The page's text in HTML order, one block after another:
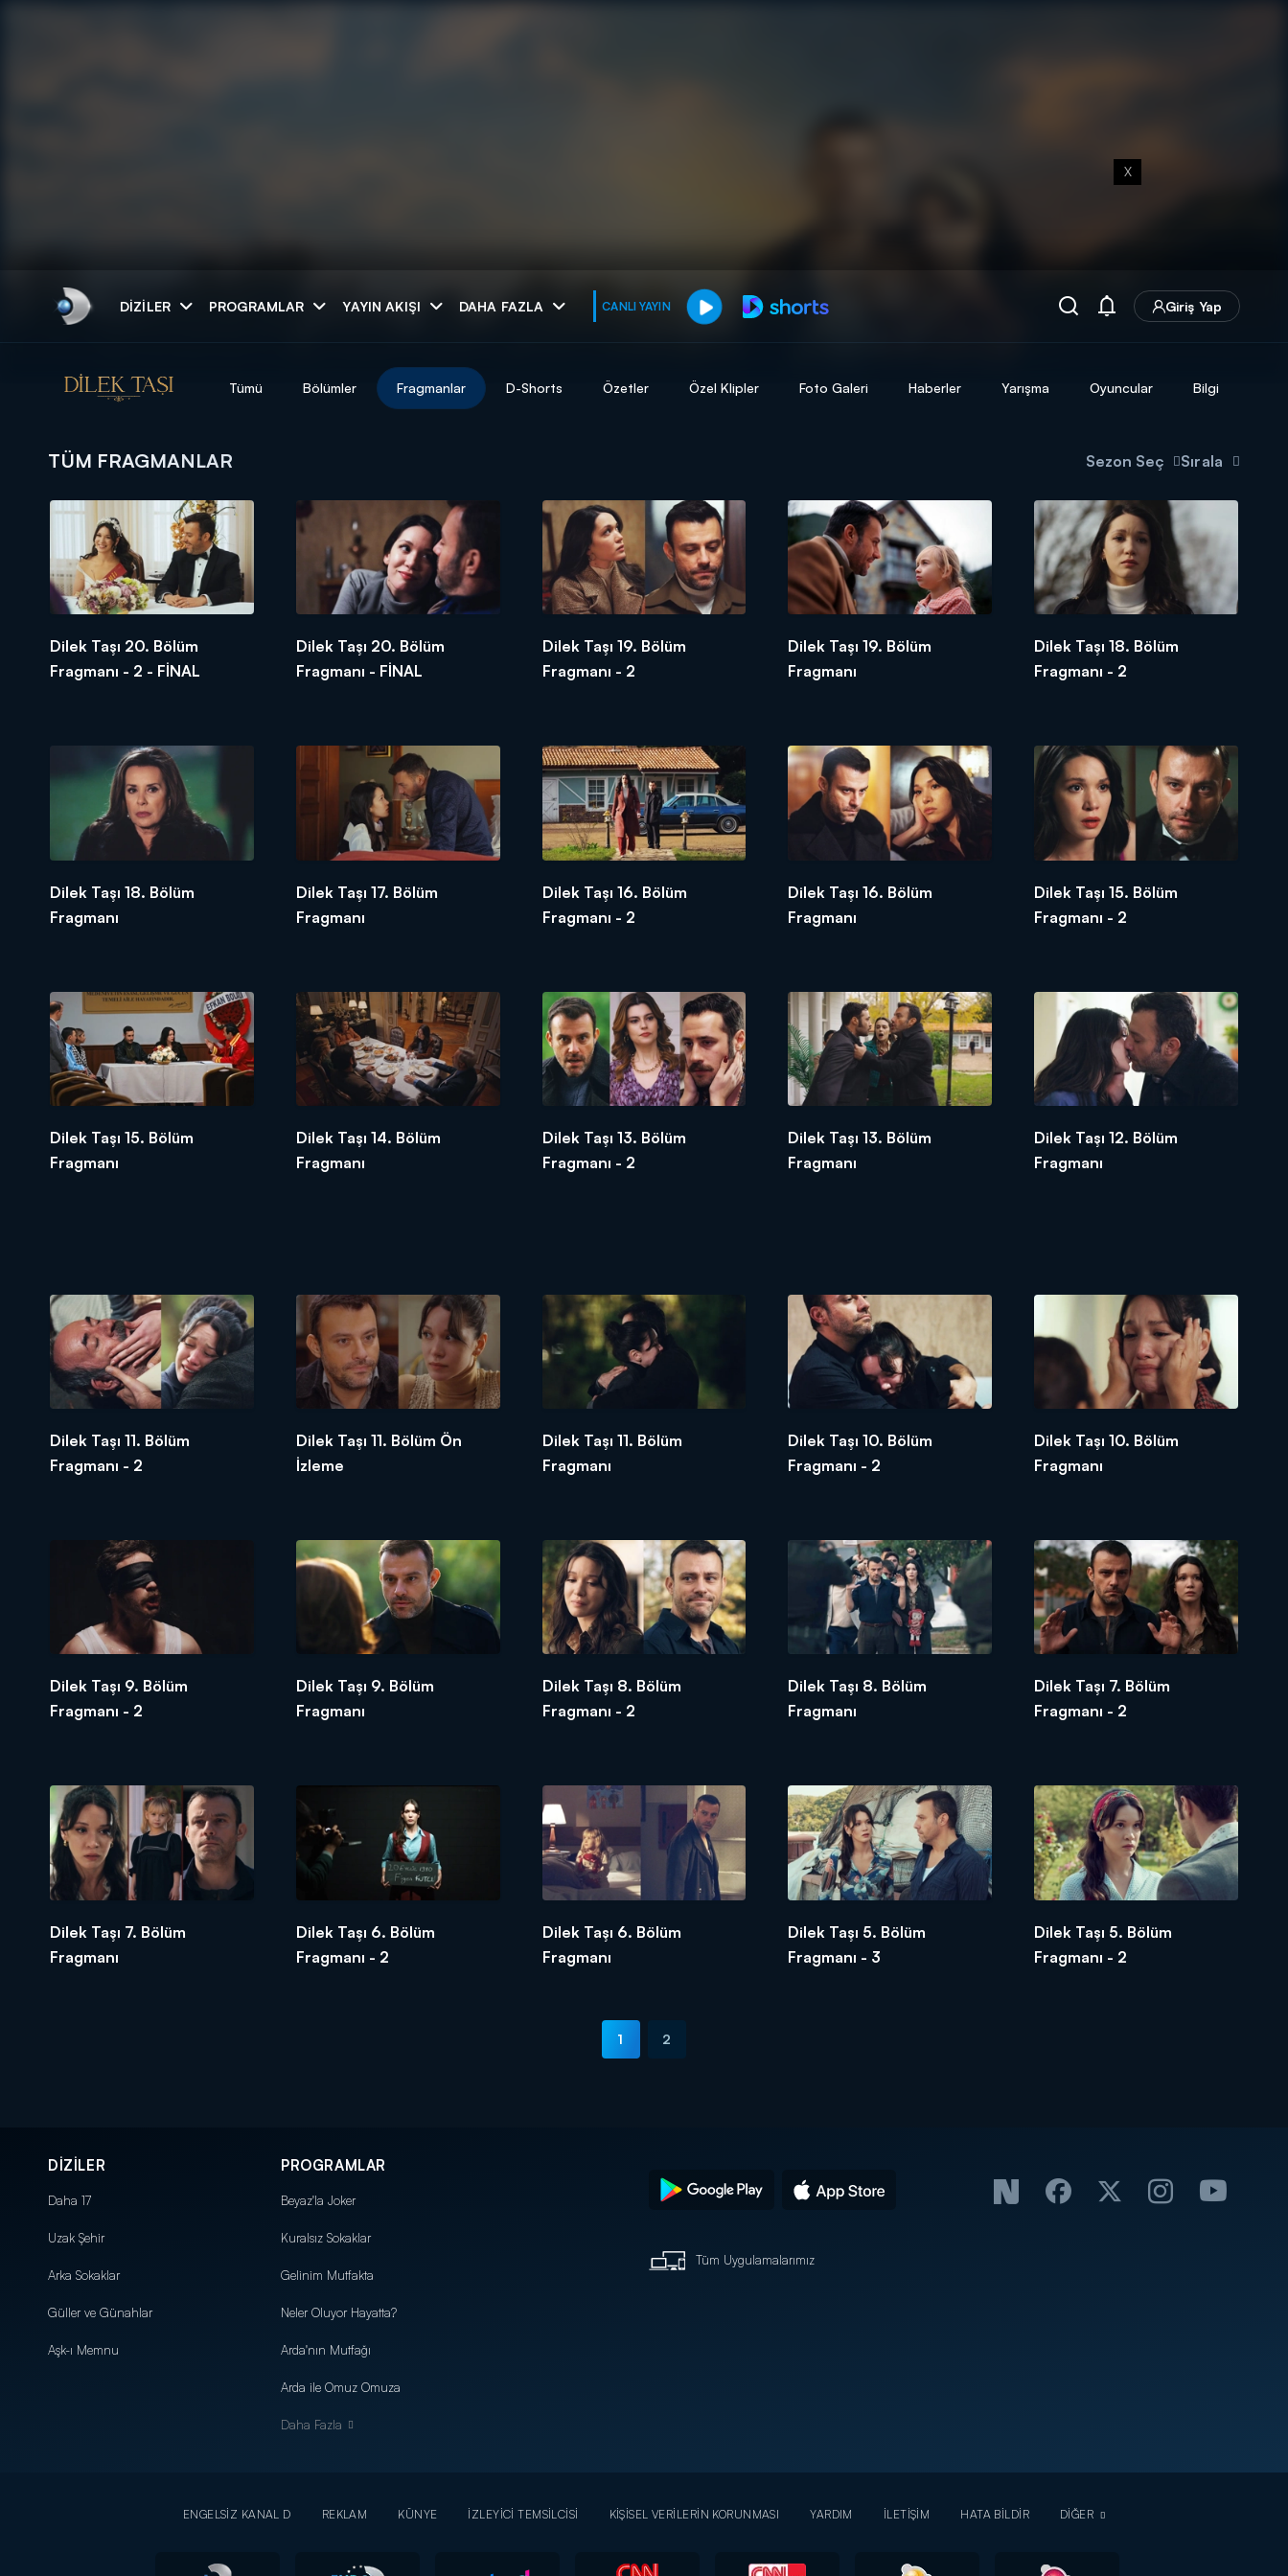
X
DIZILER PROGRAMLAR YAYIN AKIŞI DAHA FAZLA CANLI YAYIN Giriş Yap
muhteşem ikili
ARAMA SONUÇLARI
DİĞER SONUÇLAR
Tümü Bölümler Fragmanlar D-Shorts Özetler Özel Klipler Foto Galeri Haberler Yarışma Oyuncular Bilgi
TÜM FRAGMANLAR Sezon Seç Sırala
Dilek Taşı 20. Bölüm
Fragmanı - 2 - FİNAL
Dilek Taşı 20. Bölüm
Fragmanı - FİNAL
Dilek Taşı 19. Bölüm
Fragmanı - 2
Dilek Taşı 19. Bölüm
Fragmanı
Dilek Taşı 18. Bölüm
Fragmanı - 2
Dilek Taşı 18. Bölüm
Fragmanı
Dilek Taşı 17. Bölüm
Fragmanı
Dilek Taşı 16. Bölüm
Fragmanı - 2
Dilek Taşı 16. Bölüm
Fragmanı
Dilek Taşı 15. Bölüm
Fragmanı - 2
Dilek Taşı 15. Bölüm
Fragmanı
Dilek Taşı 14. Bölüm
Fragmanı
Dilek Taşı 13. Bölüm
Fragmanı - 2
Dilek Taşı 13. Bölüm
Fragmanı
Dilek Taşı 12. Bölüm
Fragmanı
Dilek Taşı 11. Bölüm
Fragmanı - 2
Dilek Taşı 11. Bölüm Ön
İzleme
Dilek Taşı 11. Bölüm
Fragmanı
Dilek Taşı 10. Bölüm
Fragmanı - 2
Dilek Taşı 10. Bölüm
Fragmanı
Dilek Taşı 9. Bölüm
Fragmanı - 2
Dilek Taşı 9. Bölüm
Fragmanı
Dilek Taşı 8. Bölüm
Fragmanı - 2
Dilek Taşı 8. Bölüm
Fragmanı
Dilek Taşı 7. Bölüm
Fragmanı - 2
Dilek Taşı 7. Bölüm
Fragmanı
Dilek Taşı 6. Bölüm
Fragmanı - 2
Dilek Taşı 6. Bölüm
Fragmanı
Dilek Taşı 5. Bölüm
Fragmanı - 3
Dilek Taşı 5. Bölüm
Fragmanı - 2
1 2
DİZİLER
Daha 17
Uzak Şehir
Arka Sokaklar
Güller ve Günahlar
Aşk-ı Memnu
PROGRAMLAR
Beyaz'la Joker
Kuralsız Sokaklar
Gelinim Mutfakta
Neler Oluyor Hayatta?
Arda'nın Mutfağı
Arda ile Omuz Omuza
Daha Fazla
Tüm Uygulamalarımız
ENGELSİZ KANAL D REKLAM KÜNYE İZLEYİCİ TEMSİLCİSİ KİŞİSEL VERİLERİN KORUNMASI YARDIM İLETİŞİM HATA BİLDİR DİĞER